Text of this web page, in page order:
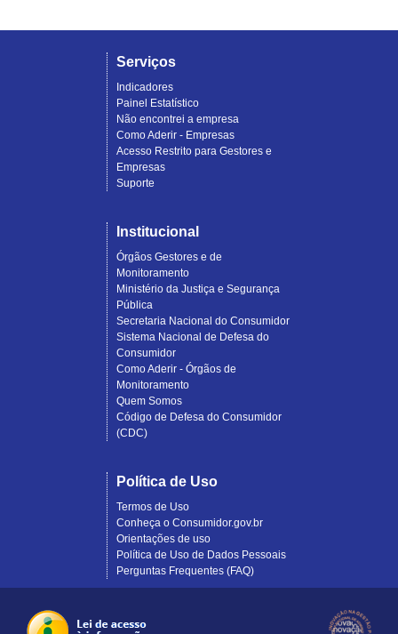
Serviços
Indicadores
Painel Estatístico
Não encontrei a empresa
Como Aderir - Empresas
Acesso Restrito para Gestores e
Empresas
Suporte
Institucional
Órgãos Gestores e de
Monitoramento
Ministério da Justiça e Segurança
Pública
Secretaria Nacional do Consumidor
Sistema Nacional de Defesa do
Consumidor
Como Aderir - Órgãos de
Monitoramento
Quem Somos
Código de Defesa do Consumidor
(CDC)
Política de Uso
Termos de Uso
Conheça o Consumidor.gov.br
Orientações de uso
Política de Uso de Dados Pessoais
Perguntas Frequentes (FAQ)